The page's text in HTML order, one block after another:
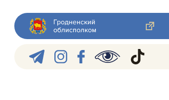
Гродненский
облисполком